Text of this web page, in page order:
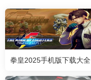
拳皇2025手机版下载大全